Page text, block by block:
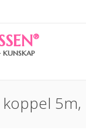
®
KUNSKAP
koppel